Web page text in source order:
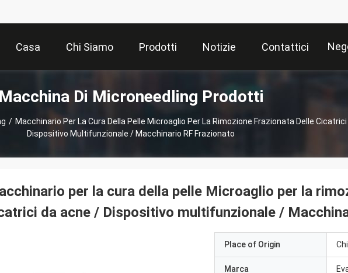
Casa Chi Siamo Prodotti Notizie Contattici
Di Microneedling Prodotti
/ Macchinario Per La Cura Della Pelle Microaglio Per La Rimozione Frazionata Delle
Dispositivo Multifunzionale / Macchinario RF Frazionato
per la cura della pelle Microaglio per la
da acne / Dispositivo multifunzionale /
Place of Origin
Marca